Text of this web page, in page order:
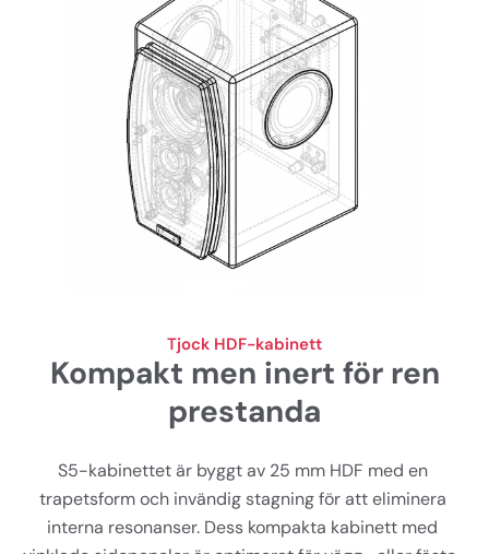
Tjock HDF-kabinett
Kompakt men inert för ren
prestanda
S5-kabinettet är byggt av 25 mm HDF med en
trapetsform och invändig stagning för att eliminera
interna resonanser. Dess kompakta kabinett med